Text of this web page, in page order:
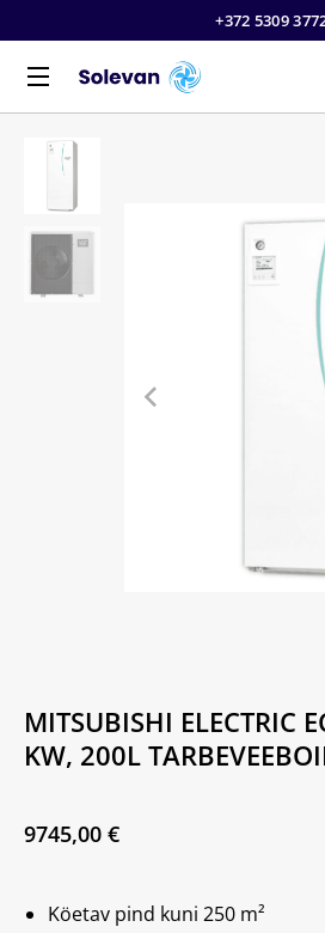
+372 5309
MITSUBISHI ELECTRIC
KW, 200L
9745,00 €
Köetav pind kuni 250 m²